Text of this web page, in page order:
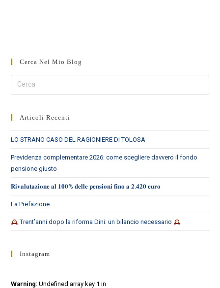
Cerca Nel Mio Blog
Cerca
nel
webArticoli Recenti
LO STRANO CASO DEL RAGIONIERE DI TOLOSA
Previdenza complementare 2026: come scegliere davvero il fondo
pensione giusto
𝐑𝐢𝐯𝐚𝐥𝐮𝐭𝐚𝐳𝐢𝐨𝐧𝐞 𝐚𝐥 𝟏𝟎𝟎% 𝐝𝐞𝐥𝐥𝐞 𝐩𝐞𝐧𝐬𝐢𝐨𝐧𝐢 𝐟𝐢𝐧𝐨 𝐚 𝟐.𝟒𝟐𝟎 𝐞𝐮𝐫𝐨
La Prefazione
Trent’anni dopo la riforma Dini: un bilancio necessario
Instagram
Warning: Undefined array key 1 in